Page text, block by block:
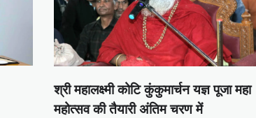
श्री महालक्ष्मी कोटि कुंकुमार्चन यज्ञ पूजा महा
महोत्सव की तैयारी अंतिम चरण में